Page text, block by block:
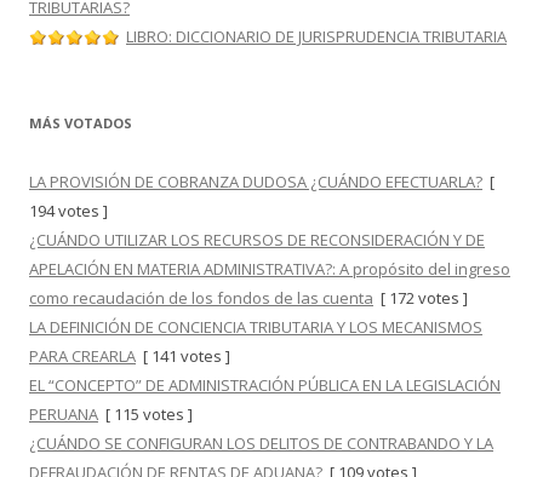
TRIBUTARIAS?
LIBRO: DICCIONARIO DE JURISPRUDENCIA TRIBUTARIA
MÁS VOTADOS
LA PROVISIÓN DE COBRANZA DUDOSA ¿CUÁNDO EFECTUARLA? [
194 votes ]
¿CUÁNDO UTILIZAR LOS RECURSOS DE RECONSIDERACIÓN Y DE
APELACIÓN EN MATERIA ADMINISTRATIVA?: A propósito del ingreso
como recaudación de los fondos de las cuenta [ 172 votes ]
LA DEFINICIÓN DE CONCIENCIA TRIBUTARIA Y LOS MECANISMOS
PARA CREARLA [ 141 votes ]
EL “CONCEPTO” DE ADMINISTRACIÓN PÚBLICA EN LA LEGISLACIÓN
PERUANA [ 115 votes ]
¿CUÁNDO SE CONFIGURAN LOS DELITOS DE CONTRABANDO Y LA
DEFRAUDACIÓN DE RENTAS DE ADUANA? [ 109 votes ]